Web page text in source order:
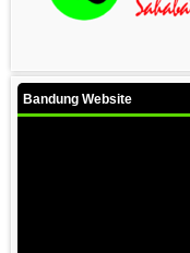
Bandung Website